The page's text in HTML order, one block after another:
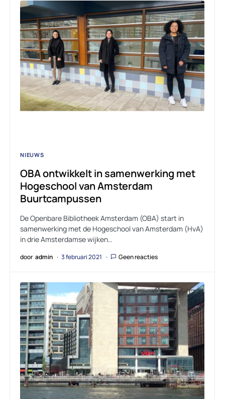
NIEUWS
OBA ontwikkelt in samenwerking met
Hogeschool van Amsterdam
Buurtcampussen
De Openbare Bibliotheek Amsterdam (OBA) start in
samenwerking met de Hogeschool van Amsterdam (HvA)
in drie Amsterdamse wijken…
door admin 3 februari 2021 Geen reacties